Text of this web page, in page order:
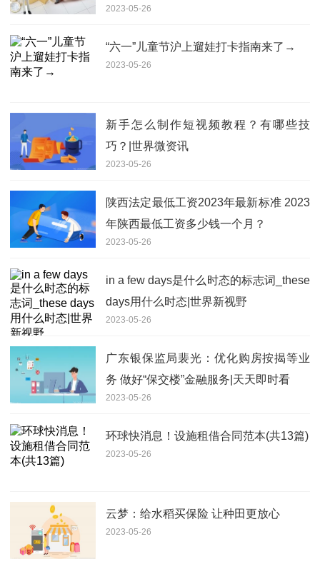
统
2023-05-26
“六一”儿童节沪上遛娃打卡指南来了→
2023-05-26
新手怎么制作短视频教程？有哪些技
巧？|世界微资讯
2023-05-26
陕西法定最低工资2023年最新标准 2023
年陕西最低工资多少钱一个月？
2023-05-26
in a few days是什么时态的标志词_these
days用什么时态|世界新视野
2023-05-26
广东银保监局裴光：优化购房按揭等业
务 做好“保交楼”金融服务|天天即时看
2023-05-26
环球快消息！设施租借合同范本(共13篇)
2023-05-26
云梦：给水稻买保险 让种田更放心
2023-05-26